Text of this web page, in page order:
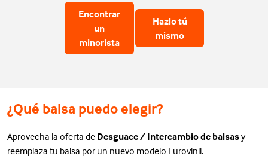
Encontrar
un
minorista
Hazlo tú
mismo
¿Qué balsa puedo elegir?
Aprovecha la oferta de Desguace / Intercambio de balsasy
reemplaza tu balsa por un nuevo modelo Eurovinil.